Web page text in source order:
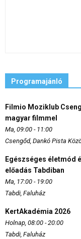
Programajánló
Filmio Moziklub
magyar filmmel
Ma, 09:00 - 11:00
Csengőd, Dankó Pista
Egészséges életmód
előadás Tabdiban
Ma, 17:00 - 19:00
Tabdi, Faluház
KertAkadémia 2026
Holnap, 08:00 - 20:00
Tabdi, Faluház